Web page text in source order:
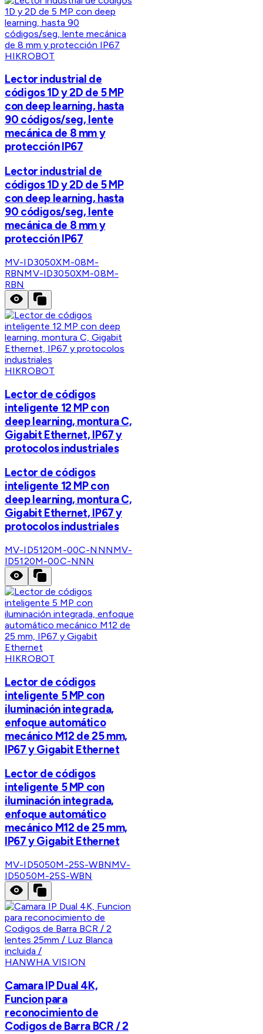
HIKROBOT
Lector industrial de
códigos 1D y 2D de 5 MP
con deep learning, hasta
90 códigos/seg, lente
mecánica de 8 mm y
protección IP67
Lector industrial de
códigos 1D y 2D de 5 MP
con deep learning, hasta
90 códigos/seg, lente
mecánica de 8 mm y
protección IP67
MV-ID3050XM-08M-
RBNMV-ID3050XM-08M-
RBN
HIKROBOT
Lector de códigos
inteligente 12 MP con
deep learning, montura C,
Gigabit Ethernet, IP67 y
protocolos industriales
Lector de códigos
inteligente 12 MP con
deep learning, montura C,
Gigabit Ethernet, IP67 y
protocolos industriales
MV-ID5120M-00C-NNNMV-
ID5120M-00C-NNN
HIKROBOT
Lector de códigos
inteligente 5 MP con
iluminación integrada,
enfoque automático
mecánico M12 de 25 mm,
IP67 y Gigabit Ethernet
Lector de códigos
inteligente 5 MP con
iluminación integrada,
enfoque automático
mecánico M12 de 25 mm,
IP67 y Gigabit Ethernet
MV-ID5050M-25S-WBNMV-
ID5050M-25S-WBN
HANWHA VISION
Camara IP Dual 4K,
Funcion para
reconocimiento de
Codigos de Barra BCR / 2